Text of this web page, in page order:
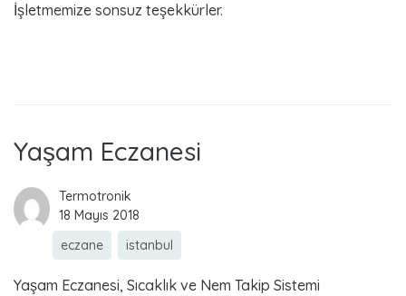
İşletmemize sonsuz teşekkürler.
Yaşam Eczanesi
Termotronik
18 Mayıs 2018
eczane
istanbul
Yaşam Eczanesi, Sıcaklık ve Nem Takip Sistemi